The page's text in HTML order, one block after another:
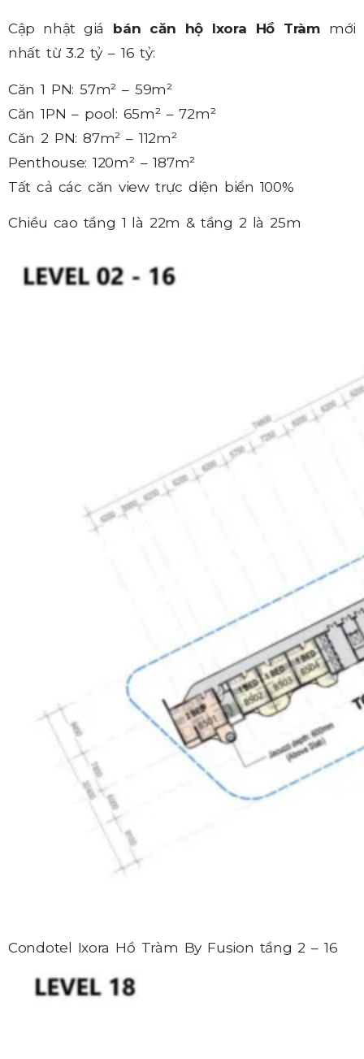
Cập nhật giá bán căn hộ Ixora Hồ Tràm mới
nhất từ 3.2 tỷ – 16 tỷ:
Căn 1 PN: 57m² – 59m²
Căn 1PN – pool: 65m² – 72m²
Căn 2 PN: 87m² – 112m²
Penthouse: 120m² – 187m²
Tất cả các căn view trực diện biển 100%
Chiều cao tầng 1 là 22m & tầng 2 là 25m
Condotel Ixora Hồ Tràm By Fusion tầng 2 – 16